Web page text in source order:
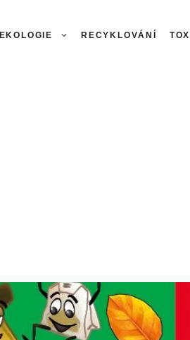
EKOLOGIE RECYKLOVÁNÍ